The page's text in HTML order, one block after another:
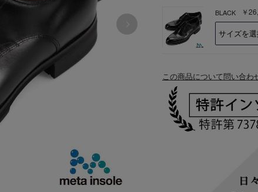
BLACK ￥
この商品について問い合わ